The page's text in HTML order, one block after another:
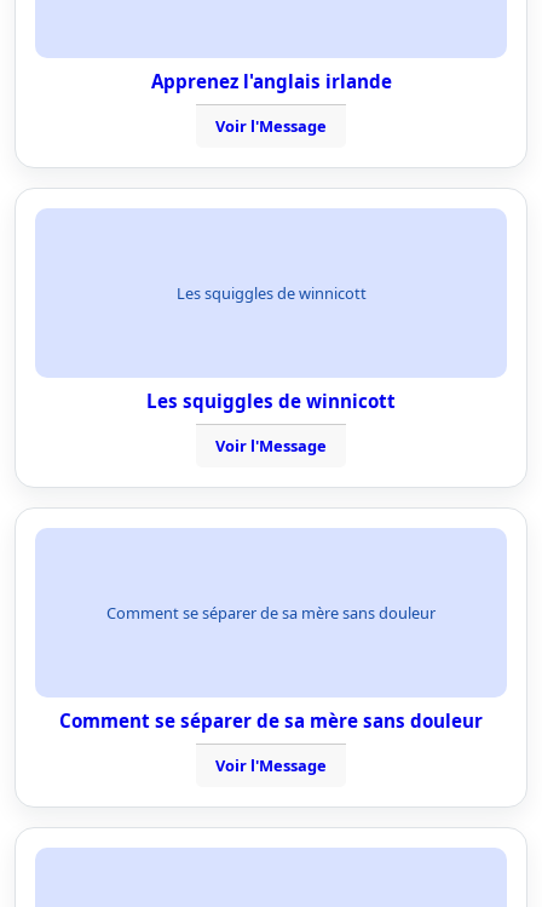
Apprenez l'anglais irlande
Voir l'Message
Les squiggles de winnicott
Les squiggles de winnicott
Voir l'Message
Comment se séparer de sa mère sans douleur
Comment se séparer de sa mère sans douleur
Voir l'Message